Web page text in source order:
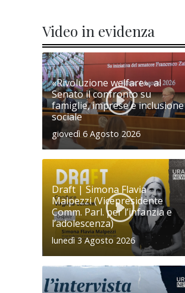
Video in evidenza
«Rivoluzione welfare», al
Senato il confronto su
famiglie, imprese e inclusione
sociale
giovedì 6 Agosto 2026
Draft | Simona Flavia
Malpezzi (Vicepresidente
Comm. Parl. per l’infanzia e
l’adolescenza)
lunedì 3 Agosto 2026